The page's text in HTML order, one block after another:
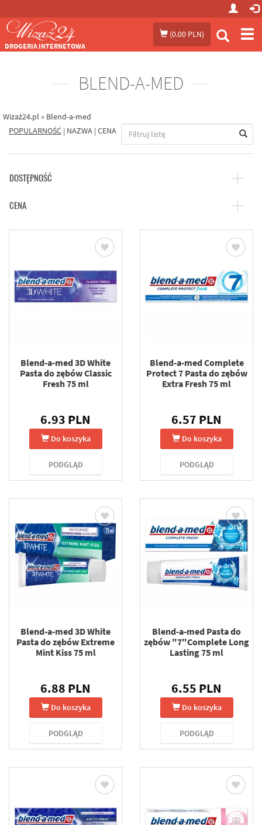
(0.00 PLN)
DROGERIA INTERNETOWA
BLEND-A-MED
Wizaż24.pl » Blend-a-med
POPULARNOŚĆ | NAZWA | CENA
DOSTĘPNOŚĆ
CENA
Blend-a-med 3D White
Pasta do zębów Classic
Fresh 75 ml
6.93 PLN
Do koszyka
PODGLĄD
Blend-a-med Complete
Protect 7 Pasta do zębów
Extra Fresh 75 ml
6.57 PLN
Do koszyka
PODGLĄD
Blend-a-med 3D White
Pasta do zębów Extreme
Mint Kiss 75 ml
6.88 PLN
Do koszyka
PODGLĄD
Blend-a-med Pasta do
zębów "7"Complete Long
Lasting 75 ml
6.55 PLN
Do koszyka
PODGLĄD